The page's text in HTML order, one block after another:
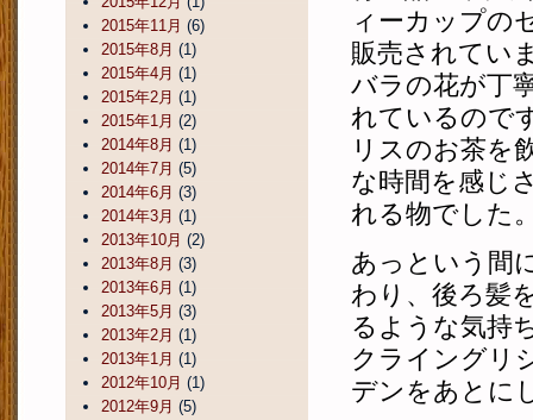
ィーカップの
販売されてい
バラの花が丁
れているので
リスのお茶を
な時間を感じ
れる物でした
あっという間
わり、後ろ髪
るような気持
クライングリ
デンをあとに
2015年11月 (6)
2015年8月 (1)
2015年4月 (1)
2015年2月 (1)
2015年1月 (2)
2014年8月 (1)
2014年7月 (5)
2014年6月 (3)
2014年3月 (1)
2013年10月 (2)
2013年8月 (3)
2013年6月 (1)
2013年5月 (3)
2013年2月 (1)
2013年1月 (1)
2012年10月 (1)
2012年9月 (5)